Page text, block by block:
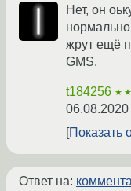
Нет, он
жрут ещё
GMS.
t184256
Показать
Ответ на: